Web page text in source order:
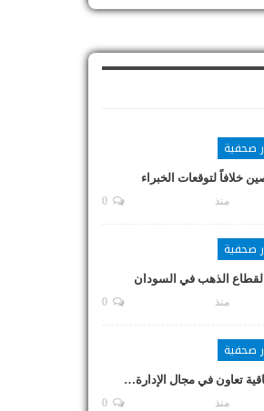
صحفية
خلافاً لتوقعات الخبراء
منذ
صحفية
منذ
صحفية
تعاون في مجال الإدارة…
منذ